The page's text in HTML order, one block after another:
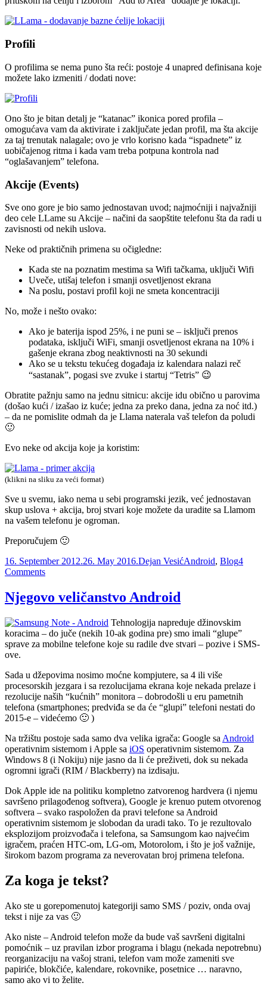
Profili
O profilima se nema puno šta reći: postoje 4 unapred definisana koje
možete lako izmeniti / dodati nove:
Ono što je bitan detalj je “katanac” ikonica pored profila –
omogućava vam da aktivirate i zaključate jedan profil, ma šta akcije
za taj trenutak nalagale; ovo je vrlo korisno kada “ispadnete” iz
uobičajenog ritma i kada vam treba potpuna kontrola nad
“oglašavanjem” telefona.
Akcije (Events)
Sve ono gore je bio samo jednostavan uvod; najmoćniji i najvažniji
deo cele LLame su Akcije – načini da saopštite telefonu šta da radi u
zavisnosti od nekih uslova.
Neke od praktičnih primena su očigledne:
Kada ste na poznatim mestima sa Wifi tačkama, uključi Wifi
Uveče, utišaj telefon i smanji osvetljenost ekrana
Na poslu, postavi profil koji ne smeta koncentraciji
No, može i nešto ovako:
Ako je baterija ispod 25%, i ne puni se – isključi prenos
podataka, isključi WiFi, smanji osvetljenost ekrana na 10% i
gašenje ekrana zbog neaktivnosti na 30 sekundi
Ako se u tekstu tekućeg događaja iz kalendara nalazi reč
“sastanak”, pogasi sve zvuke i startuj “Tetris” 😉
Obratite pažnju samo na jednu sitnicu: akcije idu obično u parovima
(došao kući / izašao iz kuće; jedna za preko dana, jedna za noć itd.)
– da ne pomislite odmah da je Llama naterala vaš telefon da poludi
🙂
Evo neke od akcija koje ja koristim:
(klikni na sliku za veći format)
Sve u svemu, iako nema u sebi programski jezik, već jednostavan
skup uslova + akcija, broj stvari koje možete da uradite sa Llamom
na vašem telefonu je ogroman.
Preporučujem 🙂
Posted
on
16. September 2012.26. May 2016.Author
Dejan VesićCategories
Android, Blog4
Commentson
Android
–
Njegovo veličanstvo Android
Tehnologija napreduje džinovskim
koracima – do juče (nekih 10-ak godina pre) smo imali “glupe”
sprave za mobilne telefone koje su radile dve stvari – pozive i SMS-
ove.
Sada u džepovima nosimo moćne kompjutere, sa 4 ili više
procesorskih jezgara i sa rezolucijama ekrana koje nekada prelaze i
rezolucije naših “kućnih” monitora – dobrodošli u eru pametnih
telefona (smartphones; predviđa se da će “glupi” telefoni nestati do
2015-e – videćemo 🙂 )
Na tržištu postoje sada samo dva velika igrača: Google sa Android
operativnim sistemom i Apple sa iOS operativnim sistemom. Za
Windows 8 (i Nokiju) nije jasno da li će preživeti, dok su nekada
ogromni igrači (RIM / Blackberry) na izdisaju.
Dok Apple ide na politiku kompletno zatvorenog hardvera (i njemu
savršeno prilagođenog softvera), Google je krenuo putem otvorenog
softvera – svako raspoložen da pravi telefone sa Android
operativnim sistemom je slobodan da uradi tako. To je rezultovalo
eksplozijom proizvođača i telefona, sa Samsungom kao najvećim
igračem, praćen HTC-om, LG-om, Motorolom, i što je još važnije,
širokom bazom programa za neverovatan broj primena telefona.
Za koga je tekst?
Ako ste u gorepomenutoj kategoriji samo SMS / poziv, onda ovaj
tekst i nije za vas 🙂
Ako niste – Android telefon može da bude vaš savršeni digitalni
pomoćnik – uz pravilan izbor programa i blagu (nekada nepotrebnu)
reorganizaciju na vašoj strani, telefon vam može zameniti sve
papiriće, blokčiće, kalendare, rokovnike, posetnice … naravno,
samo ako vi to želite.